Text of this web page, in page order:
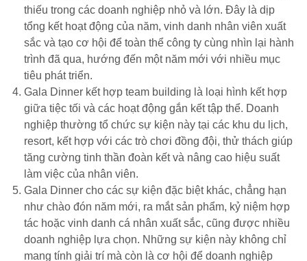
thiếu trong các doanh nghiệp nhỏ và lớn. Đây là dịp
tổng kết hoạt động của năm, vinh danh nhân viên xuất
sắc và tạo cơ hội để toàn thể công ty cùng nhìn lại hành
trình đã qua, hướng đến một năm mới với nhiều mục
tiêu phát triển.
Gala Dinner kết hợp team building là loại hình kết hợp
giữa tiệc tối và các hoạt động gắn kết tập thể. Doanh
nghiệp thường tổ chức sự kiện này tại các khu du lịch,
resort, kết hợp với các trò chơi đồng đội, thử thách giúp
tăng cường tinh thần đoàn kết và nâng cao hiệu suất
làm việc của nhân viên.
Gala Dinner cho các sự kiện đặc biệt khác, chẳng hạn
như chào đón năm mới, ra mắt sản phẩm, kỷ niệm hợp
tác hoặc vinh danh cá nhân xuất sắc, cũng được nhiều
doanh nghiệp lựa chọn. Những sự kiện này không chỉ
mang tính giải trí mà còn là cơ hội để doanh nghiệp